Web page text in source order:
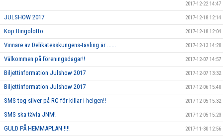
2017-12-22 14:47
JULSHOW 2017 2017-12-18 12:14
Köp Bingolotto 2017-12-18 12:04
Vinnare av Delikatesskungens-tävling är ...... 2017-12-13 14:20
Välkommen på föreningsdagar!! 2017-12-07 14:57
Biljettinformation Julshow 2017 2017-12-07 13:32
Biljettinformation Julshow 2017 2017-12-06 15:40
SMS tog silver på RC för killar i helgen!! 2017-12-05 15:32
SMS ska tävla JNM! 2017-12-05 15:23
GULD PÅ HEMMAPLAN !!!! 2017-11-30 12:56